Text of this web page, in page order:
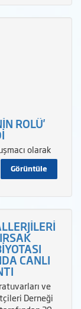
ROLÜ'
olarak
Görüntüle
CANLI
ve
Derneği